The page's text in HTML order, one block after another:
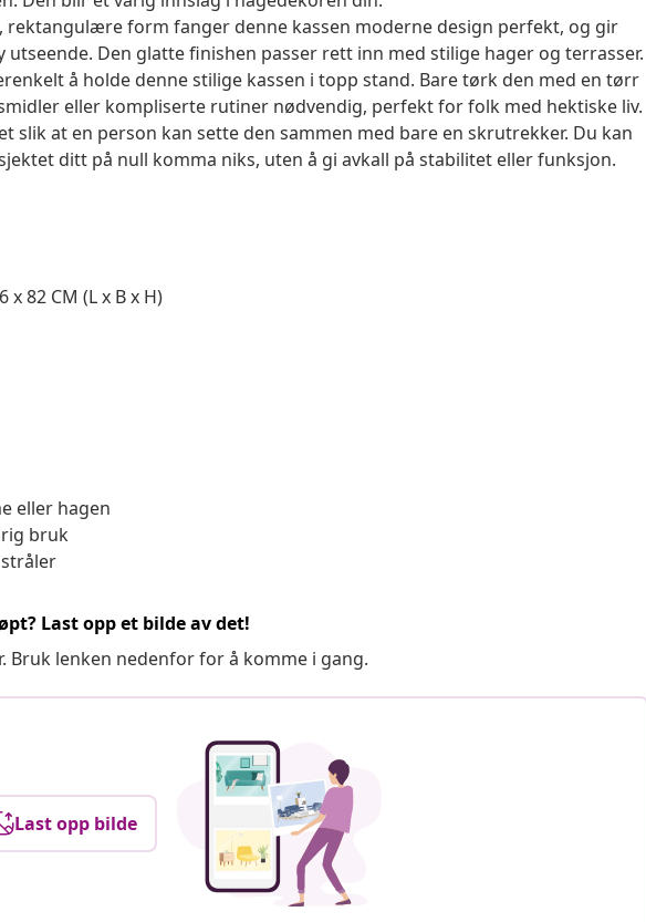
rektangulære form fanger denne kassen moderne design perfekt, og gir
Den glatte finishen passer rett inn med stilige hager og terrasser.
å holde denne stilige kassen i topp stand. Bare tørk den med en tørr
eller kompliserte rutiner nødvendig, perfekt for folk med hektiske liv.
slik at en person kan sette den sammen med bare en skrutrekker. Du kan
ditt på null komma niks, uten å gi avkall på stabilitet eller funksjon.
82 CM (L x B x H)
eller hagen
bruk
Last opp et bilde av det!
Bruk lenken nedenfor for å komme i gang.
Last opp bilde